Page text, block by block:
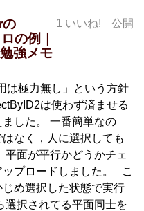
公開
1 いいね!
の例｜
強メモ
は極力無し」という方針
は使わず済ませる
した。 一番簡単なの
なく，人に選択しても
面が平行かどうかチェ
プロードしました。 こ
め選択した状態で実行
選択されてる平面同士を